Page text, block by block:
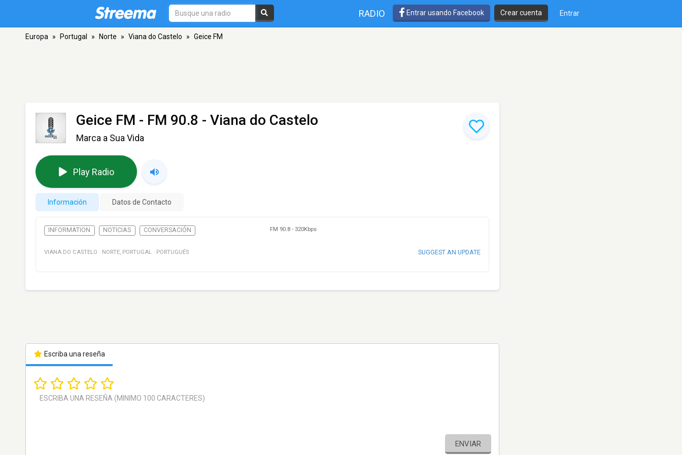
RADIO Entrar usando Facebook Crear cuenta Entrar
Europa » Portugal » Norte » Viana do Castelo » Geice FM
Geice FM - FM 90.8 - Viana do Castelo
Marca a Sua Vida
Play Radio
Información Datos de Contacto
INFORMATION NOTICIAS CONVERSACIÓN FM 90.8 - 320Kbps
VIANA DO CASTELO · NORTE, PORTUGAL · PORTUGUÉS SUGGEST AN UPDATE
Escriba una reseña
ENVIAR